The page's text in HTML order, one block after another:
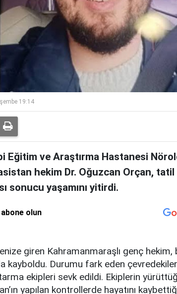
19:14
Eğitim ve Araştırma Hastanesi
hekim Dr. Oğuzcan Orçan,
sonucu yaşamını yitirdi.
olun
giren Kahramanmaraşlı genç hekim,
kayboldu. Durumu fark eden
ekipleri sevk edildi. Ekiplerin
yapılan kontrollerde hayatını